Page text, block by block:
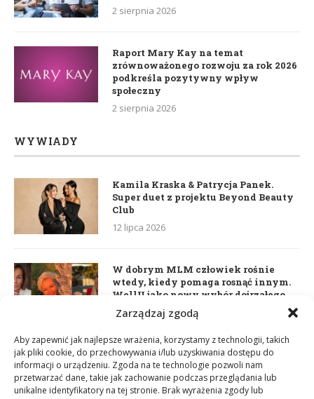
Zarządzaj zgodą
Aby zapewnić jak najlepsze wrażenia, korzystamy z technologii, takich
jak pliki cookie, do przechowywania i/lub uzyskiwania dostępu do
informacji o urządzeniu. Zgoda na te technologie pozwoli nam
przetwarzać dane, takie jak zachowanie podczas przeglądania lub
unikalne identyfikatory na tej stronie. Brak wyrażenia zgody lub
2 sierpnia 2026
Raport Mary Kay na temat
zrównoważonego rozwoju za rok 2026
podkreśla pozytywny wpływ
społeczny
2 sierpnia 2026
WYWIADY
Kamila Kraska & Patrycja Panek.
Super duet z projektu Beyond Beauty
Club
12 lipca 2026
W dobrym MLM człowiek rośnie
wtedy, kiedy pomaga rosnąć innym.
WellU jako nowy wybór dojrzałego
lidera
Daria Dudzik. Kocham Cię
17 kwietnia 2026